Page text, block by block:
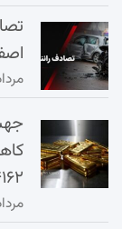
اصفهان ۵
مرداد ۱۴,
۴۱۶۲
مرداد ۱۴,